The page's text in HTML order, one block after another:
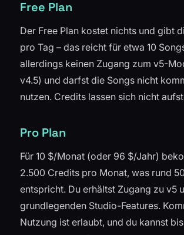
Free Plan
Der Free Plan kostet nichts und gibt
pro Tag – das reicht für etwa 10
allerdings keinen Zugang zum v5-
v4.5) und darfst die Songs nicht
nutzen. Credits lassen sich nicht
Pro Plan
Für 10 $/Monat (oder 96 $/Jahr)
2.500 Credits pro Monat, was rund
entspricht. Du erhältst Zugang zu v5
grundlegenden Studio-Features.
Nutzung ist erlaubt, und du kannst